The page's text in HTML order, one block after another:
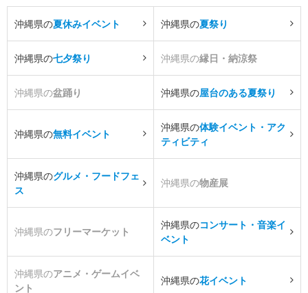
沖縄県の夏休みイベント 沖縄県の夏祭り
沖縄県の七夕祭り 沖縄県の縁日・納涼祭
沖縄県の盆踊り 沖縄県の屋台のある夏祭り
沖縄県の無料イベント
沖縄県の体験イベント・アク
ティビティ
沖縄県のグルメ・フードフェ
ス
沖縄県の物産展
沖縄県のフリーマーケット
沖縄県のコンサート・音楽イ
ベント
沖縄県のアニメ・ゲームイベ
ント
沖縄県の花イベント